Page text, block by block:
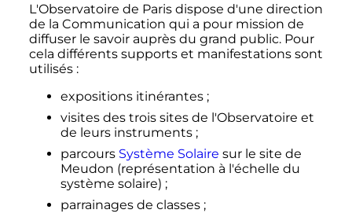
L'Observatoire de Paris dispose d'une direction
de la Communication qui a pour mission de
diffuser le savoir auprès du grand public. Pour
cela différents supports et manifestations sont
utilisés :
expositions itinérantes ;
visites des trois sites de l'Observatoire et
de leurs instruments ;
parcours Système Solaire sur le site de
Meudon (représentation à l'échelle du
système solaire) ;
parrainages de classes ;